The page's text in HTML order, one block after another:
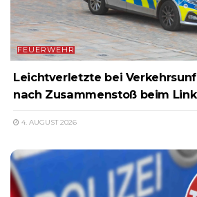
FEUERWEHR
Leichtverletzte bei
nach Zusammenstoß beim
4. AUGUST 2026